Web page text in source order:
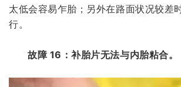
太低会容易乍胎；另外在路面状况较差
行。
故障 16：补胎片无法与内胎粘合。